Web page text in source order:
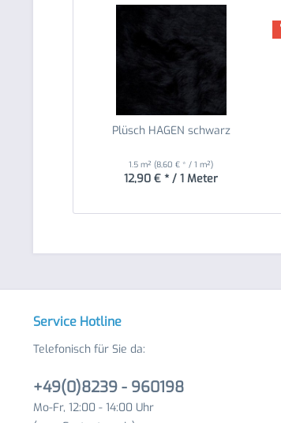
Plüsch HAGEN schwarz
1.5 m²(8,60 € * / 1 m²)
12,90 € * / 1 Meter
Service Hotline
Telefonisch für Sie da:
+49(0)8239 - 960198
Mo-Fr, 12:00 - 14:00 Uhr